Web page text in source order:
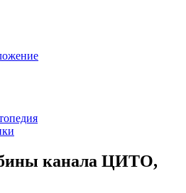
канала ЦИТО,